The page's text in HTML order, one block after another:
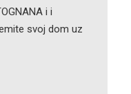
i i
svoj dom uz